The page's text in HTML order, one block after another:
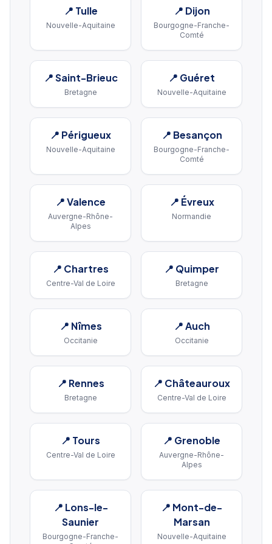
📍 Tulle
Nouvelle-Aquitaine
📍 Dijon
Bourgogne-Franche-
Comté
📍Saint-Brieuc
Bretagne
📍 Guéret
Nouvelle-Aquitaine
📍 Périgueux
Nouvelle-Aquitaine
📍 Besançon
Bourgogne-Franche-
Comté
📍Valence
Auvergne-Rhône-
Alpes
📍 Évreux
Normandie
📍 Chartres
Centre-Val de Loire
📍 Quimper
Bretagne
📍 Nîmes
Occitanie
📍Auch
Occitanie
📍 Rennes
Bretagne
📍 Châteauroux
Centre-Val de Loire
📍 Tours
Centre-Val de Loire
📍 Grenoble
Auvergne-Rhône-
Alpes
📍 Lons-le-
Saunier
Bourgogne-Franche-
📍 Mont-de-
Marsan
Nouvelle-Aquitaine